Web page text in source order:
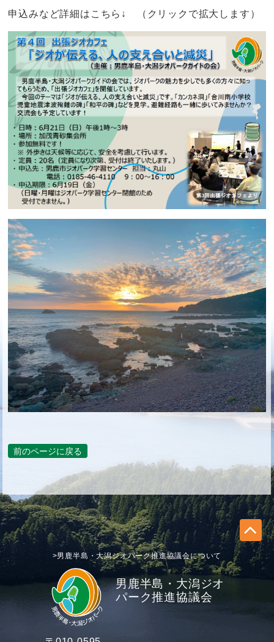
申込みなど詳細はこちら↓ （クリックで拡大します）
前のページに戻る
男鹿半島・大潟ジオ
パーク推進協議会
>男鹿半島・大潟ジオパーク推進協議会について